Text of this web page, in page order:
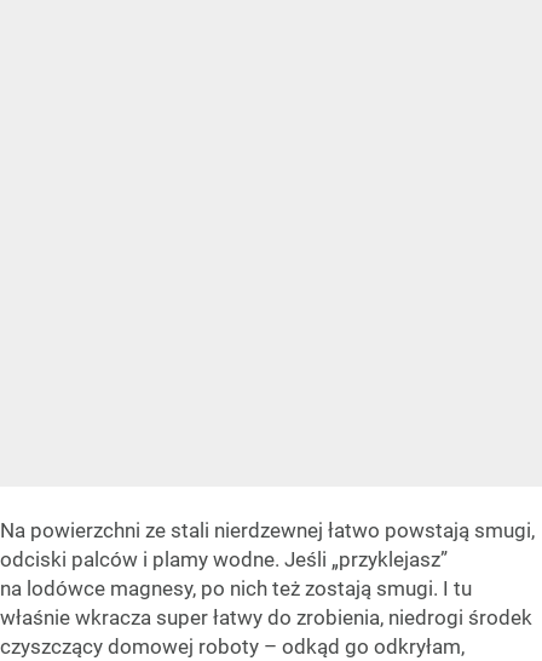
Na powierzchni ze stali nierdzewnej łatwo powstają smugi,
odciski palców i plamy wodne. Jeśli „przyklejasz”
na lodówce magnesy, po nich też zostają smugi. I tu
właśnie wkracza super łatwy do zrobienia, niedrogi środek
czyszczący domowej roboty – odkąd go odkryłam,